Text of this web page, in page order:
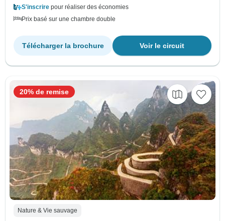
S'inscrire pour réaliser des économies
Prix basé sur une chambre double
Voir le circuit
Télécharger la brochure
Nature & Vie sauvage
20% de remise